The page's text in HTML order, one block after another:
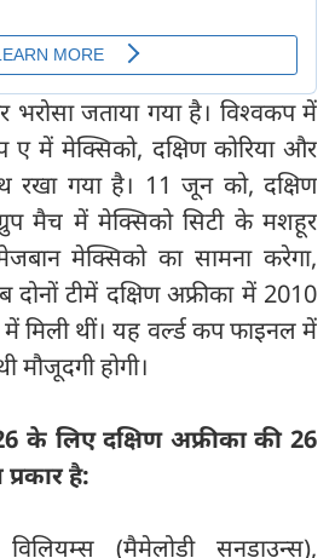
भरोसा जताया गया है। विश्वकप में
ए में मेक्सिको, दक्षिण कोरिया और
रखा गया है। 11 जून को, दक्षिण
मैच में मेक्सिको सिटी के मशहूर
मेक्सिको का सामना करेगा,
टीमें दक्षिण अफ्रीका में 2010
मिली थीं। यह वर्ल्ड कप फाइनल में
मौजूदगी होगी।
के लिए दक्षिण अफ्रीका की 26
है:
विलियम्स (मैमेलोडी सनडाउन्स),